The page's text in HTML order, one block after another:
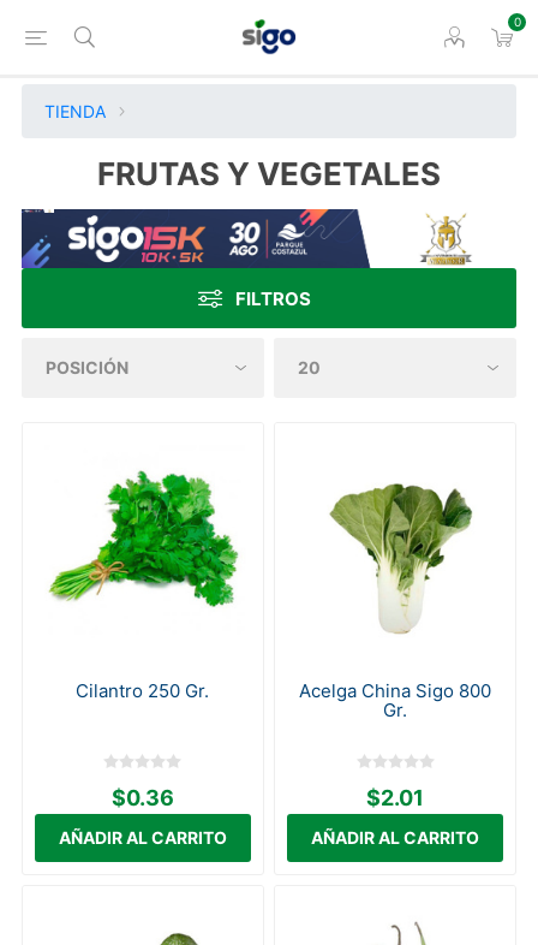
0
TIENDA
FRUTAS Y VEGETALES
FILTROS
Cilantro 250 Gr.
$0.36
Acelga China Sigo 800
Gr.
$2.01